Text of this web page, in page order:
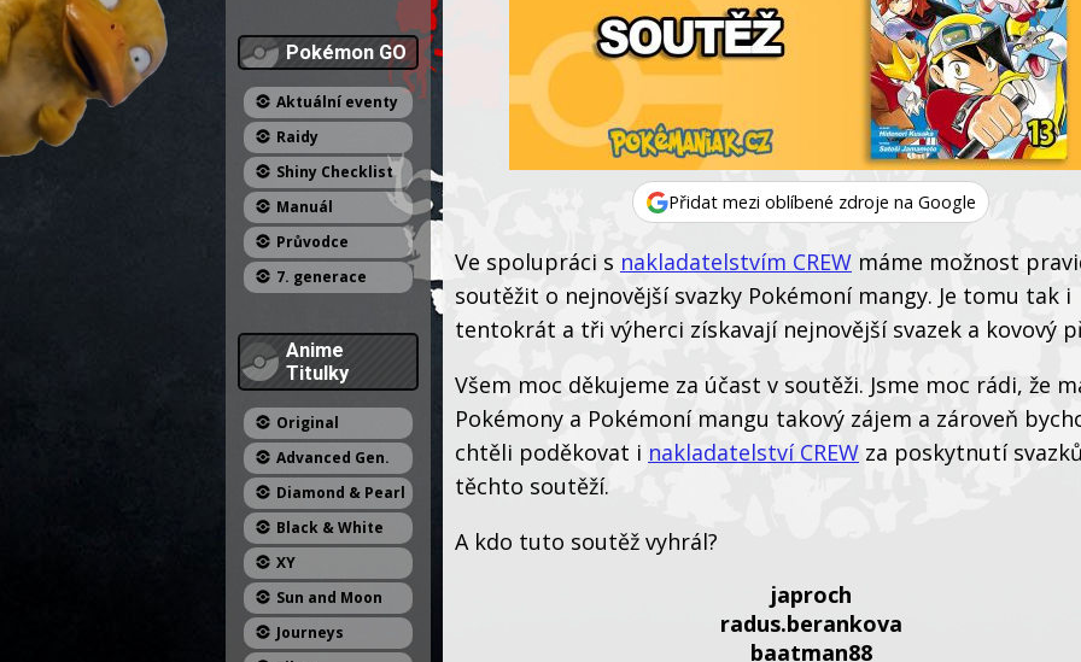
Pokémon GO
Aktuální eventy
Raidy
Shiny Checklist
Manuál
Průvodce
7. generace
Anime
Titulky
Original
Advanced Gen.
Diamond & Pearl
Black & White
XY
Sun and Moon
Journeys
Přidat mezi oblíbené zdroje na Google
Ve spolupráci s nakladatelstvím CREW máme možnost
soutěžit o nejnovější svazky Pokémoní mangy. Je tomu tak i
tentokrát a tři výherci získavají nejnovější svazek a kovový
Všem moc děkujeme za účast v soutěži. Jsme moc rádi, že
Pokémony a Pokémoní mangu takový zájem a zároveň
chtěli poděkovat i nakladatelství CREW za poskytnutí
těchto soutěží.
A kdo tuto soutěž vyhrál?
japroch
radus.berankova
baatman88